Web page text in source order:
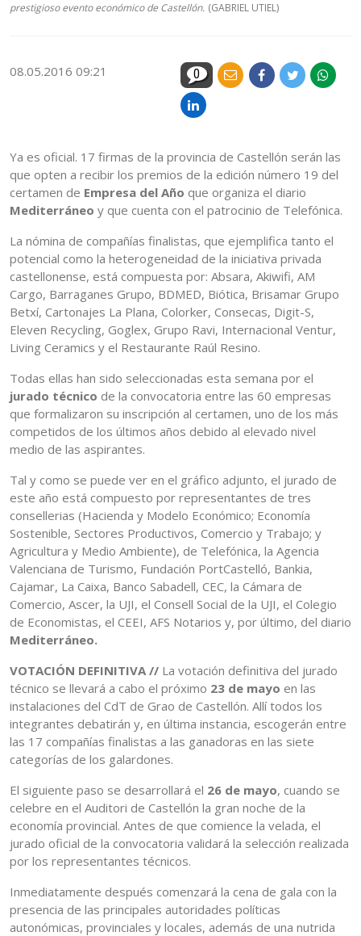
prestigioso evento económico de Castellón. (GABRIEL UTIEL)
08.05.2016 09:21 0
Ya es oficial. 17 firmas de la provincia de Castellón serán las
que opten a recibir los premios de la edición número 19 del
certamen de Empresa del Año que organiza el diario
Mediterráneo y que cuenta con el patrocinio de Telefónica.
La nómina de compañías finalistas, que ejemplifica tanto el
potencial como la heterogeneidad de la iniciativa privada
castellonense, está compuesta por: Absara, Akiwifi, AM
Cargo, Barraganes Grupo, BDMED, Biótica, Brisamar Grupo
Betxí, Cartonajes La Plana, Colorker, Consecas, Digit-S,
Eleven Recycling, Goglex, Grupo Ravi, Internacional Ventur,
Living Ceramics y el Restaurante Raúl Resino.
Todas ellas han sido seleccionadas esta semana por el
jurado técnico de la convocatoria entre las 60 empresas
que formalizaron su inscripción al certamen, uno de los más
competidos de los últimos años debido al elevado nivel
medio de las aspirantes.
Tal y como se puede ver en el gráfico adjunto, el jurado de
este año está compuesto por representantes de tres
consellerias (Hacienda y Modelo Económico; Economía
Sostenible, Sectores Productivos, Comercio y Trabajo; y
Agricultura y Medio Ambiente), de Telefónica, la Agencia
Valenciana de Turismo, Fundación PortCastelló, Bankia,
Cajamar, La Caixa, Banco Sabadell, CEC, la Cámara de
Comercio, Ascer, la UJI, el Consell Social de la UJI, el Colegio
de Economistas, el CEEI, AFS Notarios y, por último, del diario
Mediterráneo.
VOTACIÓN DEFINITIVA // La votación definitiva del jurado
técnico se llevará a cabo el próximo 23 de mayo en las
instalaciones del CdT de Grao de Castellón. Allí todos los
integrantes debatirán y, en última instancia, escogerán entre
las 17 compañías finalistas a las ganadoras en las siete
categorías de los galardones.
El siguiente paso se desarrollará el 26 de mayo, cuando se
celebre en el Auditori de Castellón la gran noche de la
economía provincial. Antes de que comience la velada, el
jurado oficial de la convocatoria validará la selección realizada
por los representantes técnicos.
Inmediatamente después comenzará la cena de gala con la
presencia de las principales autoridades políticas
autonómicas, provinciales y locales, además de una nutrida